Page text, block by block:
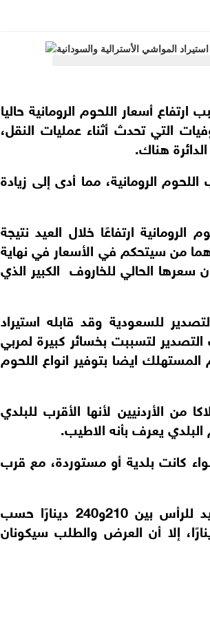
أسعار اللحوم الرومانية حاليا
التي تحدث أثناء عمليات النقل،
هناك.
الرومانية، مما أدى إلى زيادة
ارتفاعًا خلال العيد نتيجة
من سيتحكم في الأسعار في نهاية
سعرها الحالي للخاروف الكبير الذي
للسعودية وقد قابله استيراد
لتسببت بخسائر كبيرة لمربي
المستهلك ايضا بتوفير انواع اللحوم
من الأردنيين لأنها الأقرب للبلدي
يعرف بأنه الاطيب.
كانت بلدية أو مستوردة، مع قرب
وأوضح أن أسعار المواشي الرومانية ستتراوح في العيد للرأس بين 210و240 دينارًا حسب
بينما ستبدأ أسعار المواشي البلدية من 240 دينارًا، إلا أن العرض والطلب سيكونان